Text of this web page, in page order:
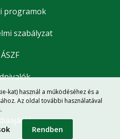
programok
szabályzat
ÁSZF
és fizetés
kat) használ a működéséhez és a
Az oldal további használatával
Rendben